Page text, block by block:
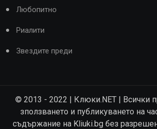
Любопитно
Риалити
Звездите преди
© 2013 - 2022 | Клюки.NET | Всички
зползването и публикуването на
съдържание на Kliuki.bg без